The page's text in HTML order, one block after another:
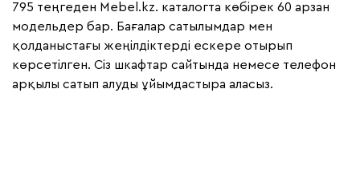
795 теңгеден Mebel.kz. каталогта көбірек 60 арзан
модельдер бар. Бағалар сатылымдар мен
қолданыстағы жеңілдіктерді ескере отырып
көрсетілген. Сіз шкафтар сайтында немесе телефон
арқылы сатып алуды ұйымдастыра аласыз.